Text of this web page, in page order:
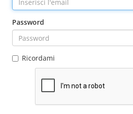
Password
Ricordami